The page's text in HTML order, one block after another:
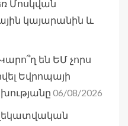
Մոսկվան
կայարանին և
են ԵՄ չորս
Եվրոպայի
06/08/2026